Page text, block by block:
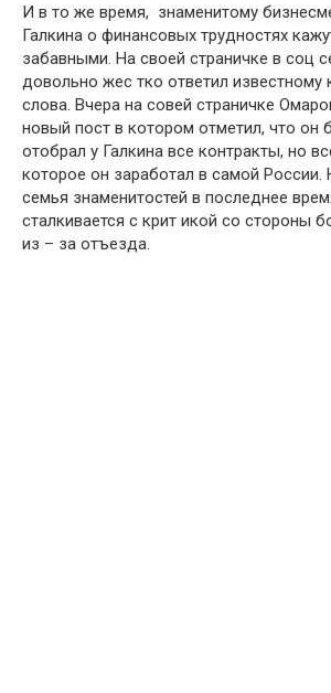
И в то же время, знаменитому
Галкина о финансовых трудностях
забавными. На своей страничке в соц
довольно жес тко ответил известному
слова. Вчера на совей страничке
новый пост в котором отметил, что он
отобрал у Галкина все контракты, но
которое он заработал в самой России.
семья знаменитостей в последнее
сталкивается с крит икой со стороны
из – за отъезда.